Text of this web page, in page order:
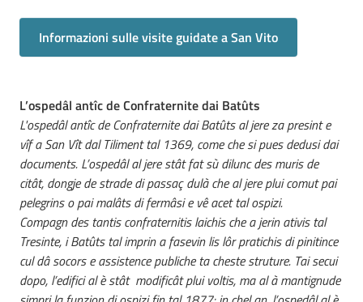
Informazioni sulle visite guidate a San Vito
L’ospedâl antîc de Confraternite dai Batûts
L'ospedâl antîc de Confraternite dai Batûts al jere za presint e
vîf a San Vît dal Tiliment tal 1369, come che si pues dedusi dai
documents. L’ospedâl al jere stât fat sù dilunc des muris de
citât, dongje de strade di passaç dulà che al jere plui comut pai
pelegrins o pai malâts di fermâsi e vê acet tal ospizi.
Compagn des tantis confraternitis laichis che a jerin ativis tal
Tresinte, i Batûts tal imprin a fasevin lis lôr pratichis di pinitince
cul dâ socors e assistence publiche ta cheste struture. Tai secui
dopo, l’edifici al è stât modificât plui voltis, ma al à mantignude